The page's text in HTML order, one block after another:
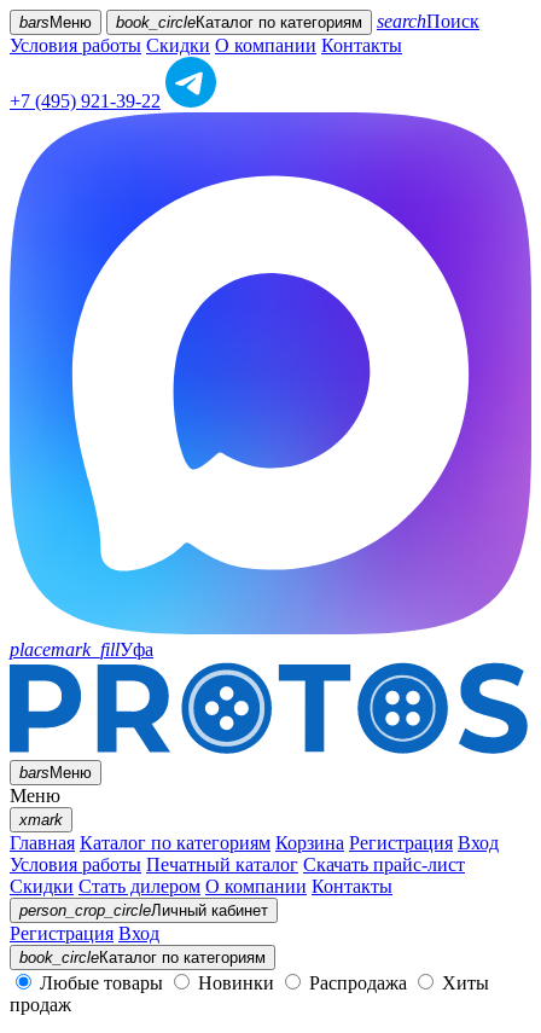
bars Меню book_circleКаталог по категориям searchПоиск
Условия работы Скидки О компании Контакты
+7 (495) 921-39-22
placemark_fillУфа
barsМеню
Меню
xmark
Главная Каталог по категориям Корзина Регистрация Вход
Условия работы Печатный каталог Скачать прайс-лист
Скидки Стать дилером О компании Контакты
person_crop_circleЛичный кабинет
Регистрация Вход
book_circleКаталог по категориям
Любые товары Новинки Распродажа
Хиты
продаж